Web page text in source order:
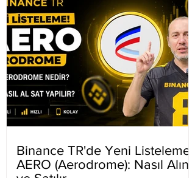
Binance TR'de Yeni Listeleme
AERO (Aerodrome): Nasıl Alınır